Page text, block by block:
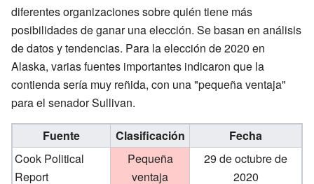
diferentes organizaciones sobre quién tiene más
posibilidades de ganar una elección. Se basan en análisis
de datos y tendencias. Para la elección de 2020 en
Alaska, varias fuentes importantes indicaron que la
contienda sería muy reñida, con una "pequeña ventaja"
para el senador Sullivan.
Fuente Clasificación
Fecha
Cook Political
Report
Pequeña
ventaja
29 de octubre de
2020